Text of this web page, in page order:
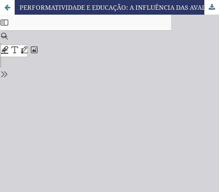
PERFORMATIVIDADE E EDUCAÇÃO: A INFLUÊNCIA DAS AVALIAÇÕES EXTERNAS NO PROCESSO DE ENSINO E APRENDIZAGEM DE MATEMÁTICA